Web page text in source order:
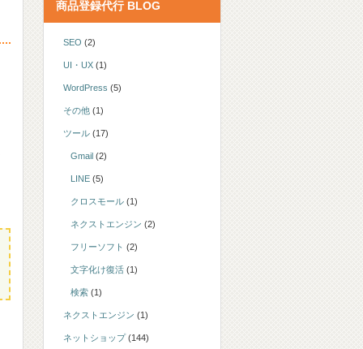
商品登録代行 BLOG
SEO (2)
UI・UX (1)
WordPress (5)
その他 (1)
ツール (17)
Gmail (2)
LINE (5)
クロスモール (1)
ネクストエンジン (2)
フリーソフト (2)
文字化け復活 (1)
検索 (1)
ネクストエンジン (1)
ネットショップ(144)